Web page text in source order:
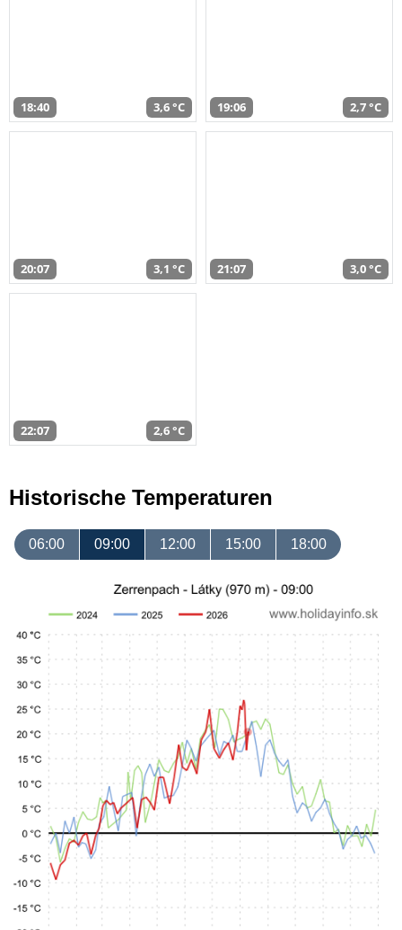
18:40 3,6 °C 19:06 2,7 °C
20:07 3,1 °C 21:07 3,0 °C
22:07 2,6 °C
Historische Temperaturen
06:00 09:00 12:00 15:00 18:00